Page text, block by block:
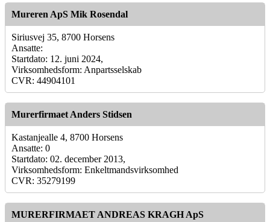
Mureren ApS Mik Rosendal
Siriusvej 35, 8700 Horsens
Ansatte:
Startdato: 12. juni 2024,
Virksomhedsform: Anpartsselskab
CVR: 44904101
Murerfirmaet Anders Stidsen
Kastanjealle 4, 8700 Horsens
Ansatte: 0
Startdato: 02. december 2013,
Virksomhedsform: Enkeltmandsvirksomhed
CVR: 35279199
MURERFIRMAET ANDREAS KRAGH ApS